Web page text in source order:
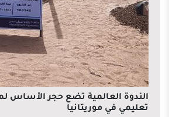
الندوة العالمية تضع حجر الأساس
تعليمي في موريتانيا